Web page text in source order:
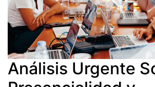
Análisis Urgente